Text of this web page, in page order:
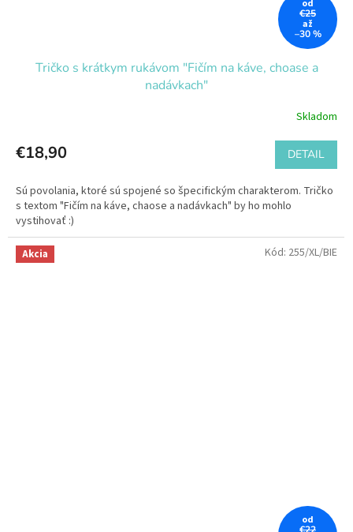
od
€25
až
–30 %
Tričko s krátkym rukávom "Fičím na káve, choase a
nadávkach"
Skladom
€18,90 DETAIL
Sú povolania, ktoré sú spojené so špecifickým charakterom. Tričko
s textom "Fičím na káve, chaose a nadávkach" by ho mohlo
vystihovať :)
Akcia
od
Kód: 255/XL/BIE